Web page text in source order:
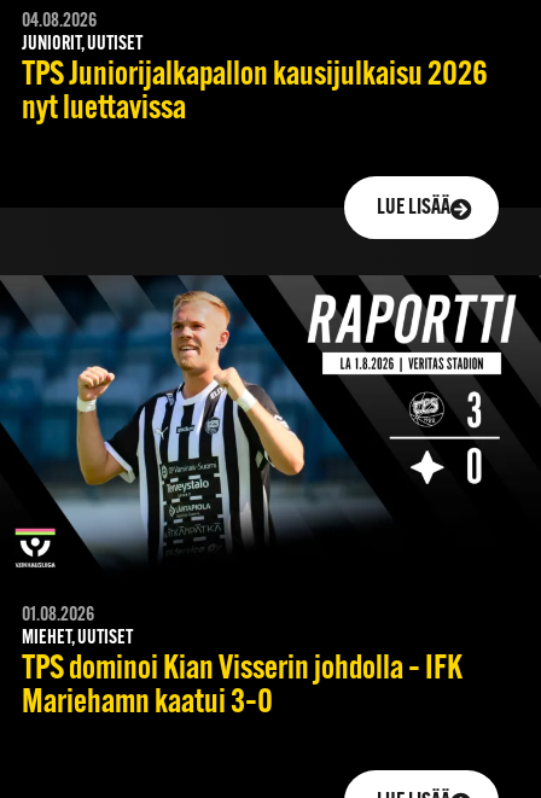
04.08.2026
JUNIORIT, UUTISET
TPS Juniorijalkapallon kausijulkaisu 2026
nyt luettavissa
LUE LISÄÄ
01.08.2026
MIEHET, UUTISET
TPS dominoi Kian Visserin johdolla – IFK
Mariehamn kaatui 3–0